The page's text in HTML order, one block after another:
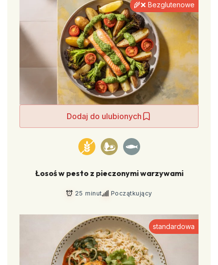
Dodaj do ulubionych
🌾❌ Bezglutenowe
Łosoś w pesto z pieczonymi warzywami
25 minut Początkujący
standardowa